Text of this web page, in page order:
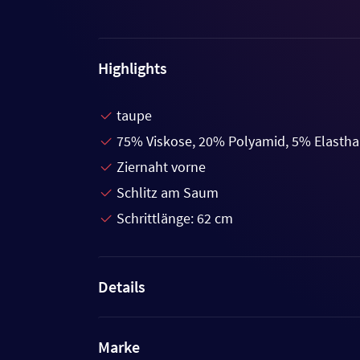
Highlights
taupe
75% Viskose, 20% Polyamid, 5%
Ziernaht vorne
Schlitz am Saum
Schrittlänge: 62 cm
Details
Marke